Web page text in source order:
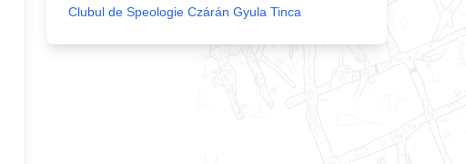
Clubul de Speologie Czárán Gyula Tinca